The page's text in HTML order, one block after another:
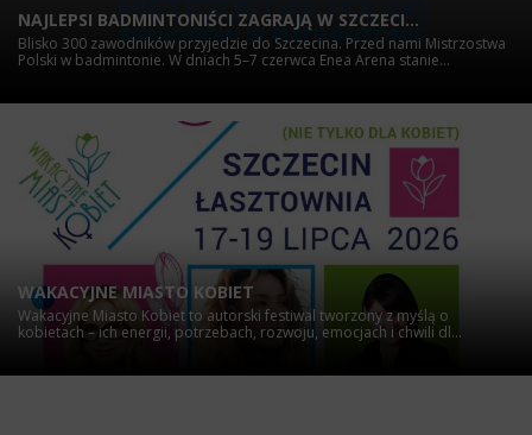
NAJLEPSI BADMINTONIŚCI ZAGRAJĄ W SZCZECI...
Blisko 300 zawodników przyjedzie do Szczecina. Przed nami Mistrzostwa
Polski w badmintonie. W dniach 5–7 czerwca Enea Arena stanie...
WAKACYJNE MIASTO KOBIET
Wakacyjne Miasto Kobiet to autorski festiwal tworzony z myślą o
kobietach – ich energii, potrzebach, rozwoju, emocjach i chwili dl...